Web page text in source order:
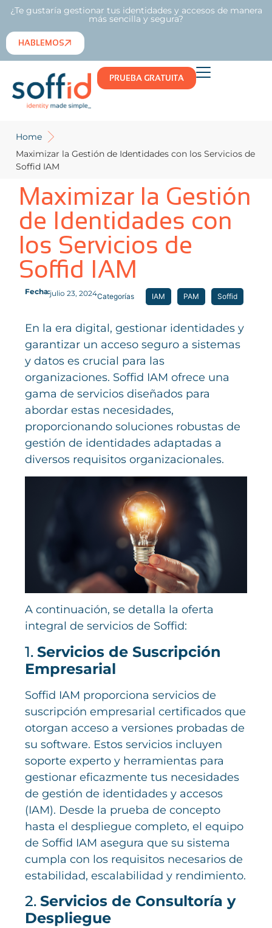
¿Te gustaría gestionar tus identidades y accesos de manera
más sencilla y segura?
HABLEMOS
PRUEBA GRATUITA
Home
Maximizar la Gestión de Identidades con los Servicios de
Soffid IAM
Maximizar la Gestión
de Identidades con
los Servicios de
Soffid IAM
Fecha:julio 23, 2024Categorías IAM PAM Soffid
En la era digital, gestionar identidades y
garantizar un acceso seguro a sistemas
y datos es crucial para las
organizaciones. Soffid IAM ofrece una
gama de servicios diseñados para
abordar estas necesidades,
proporcionando soluciones robustas de
gestión de identidades adaptadas a
diversos requisitos organizacionales.
A continuación, se detalla la oferta
integral de servicios de Soffid:
1.Servicios de Suscripción
Empresarial
Soffid IAM proporciona servicios de
suscripción empresarial certificados que
otorgan acceso a versiones probadas de
su software. Estos servicios incluyen
soporte experto y herramientas para
gestionar eficazmente tus necesidades
de gestión de identidades y accesos
(IAM). Desde la prueba de concepto
hasta el despliegue completo, el equipo
de Soffid IAM asegura que su sistema
cumpla con los requisitos necesarios de
estabilidad, escalabilidad y rendimiento.
2.Servicios de Consultoría y
Despliegue